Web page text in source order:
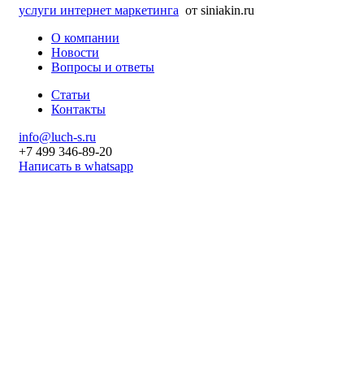
услуги интернет маркетинга от siniakin.ru
О компании
Новости
Вопросы и ответы
Статьи
Контакты
info@luch-s.ru
+7 499 346-89-20
Написать в whatsapp